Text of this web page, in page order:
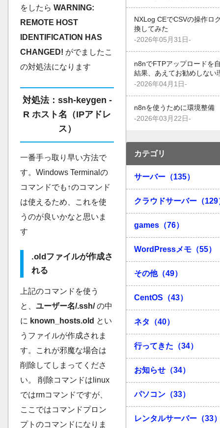
をしたら WARNING:
REMOTE HOST
IDENTIFICATION HAS
CHANGED! がでましたこ
の対処法になります
対処法：ssh-keygen -
R ホスト名（IPアドレ
ス）
一番手っ取り早い方法で
す。Windows Terminalの
コマンドでも↑のコマンド
は使えるため、これを使
うのが良いかなと思いま
す
.oldファイルが作成さ
れる
上記のコマンドを使う
と、 ユーザー名/.ssh/の中
に known_hosts.old とい
うファイルが作成されま
す。これが邪魔な場合は
削除してしまってくださ
い。 削除コマンドはlinux
ではrmコマンドですが、
ここではコマンドプロン
プトのコマンドになりま
NXLog CEでCSVの操作ロ
換してみた
-2026年05月31日-
n8nでFTPアップロードを
結果、あえてお勧めしない
-2026年04月1日-
n8nを使うために環境整備
-2026年03月22日-
カテゴリ
サーバー（135）
クラウドサーバー（129
games（76）
WordPressメモ（55）
その他（49）
CentOS（43）
ネタ（40）
行ってきた（34）
お知らせ（34）
パソコン（33）
レンタルサーバー（33